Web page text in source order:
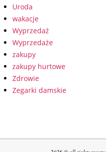
Uroda
wakacje
Wyprzedaż
Wyprzedaże
zakupy
zakupy hurtowe
Zdrowie
Zegarki damskie